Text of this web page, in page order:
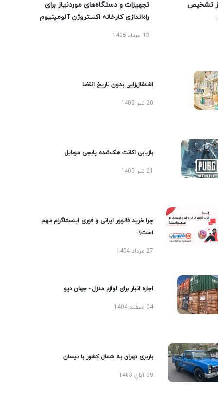
تشخیص
تجهیزات و دستگاه‌های موردنیاز برای
راه‌اندازی کارخانه اکستروژن آلومینیوم
13 مرداد 1405
اشتغال‌زایی بدون تاریخ انقضا
20 تیر 1405
بازیابی اکانت هک‌شده پابجی موبایل
چرا خرید فالوور ایرانی و فوری اینستاگرام مهم
است؟
27 مرداد 1404
اجاره انبار برای لوازم منزل - جهان دپو
04 اسفند 1404
باربری تهران به شمال کشور با نیسان
09 آبان 1403